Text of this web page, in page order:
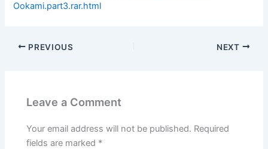
Ookami.part3.rar.html
PREVIOUS NEXT
Leave a Comment
Your email address will not be published. Required
fields are marked *